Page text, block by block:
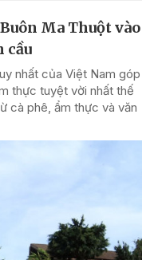
Ma Thuột vào
cầu
nhất của Việt Nam góp
thực tuyệt vời nhất thế
cà phê, ẩm thực và văn